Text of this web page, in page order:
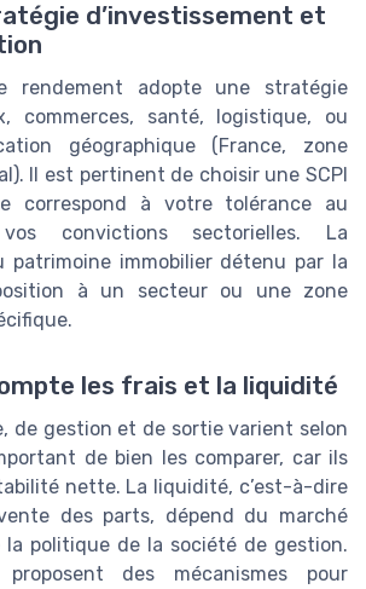
d’investissement et
rendement adopte une stratégie
commerces, santé, logistique, ou
géographique (France, zone
Il est pertinent de choisir une SCPI
correspond à votre tolérance au
convictions sectorielles. La
patrimoine immobilier détenu par la
à un secteur ou une zone
les frais et la liquidité
de gestion et de sortie varient selon
de bien les comparer, car ils
nette. La liquidité, c’est-à-dire
des parts, dépend du marché
la politique de la société de gestion.
proposent des mécanismes pour